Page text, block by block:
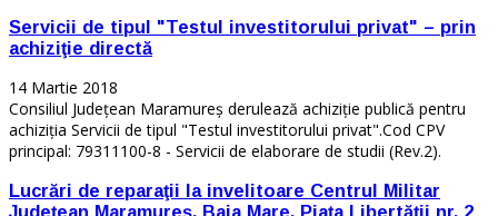
Servicii de tipul "Testul investitorului privat" – prin
achiziţie directă
14 Martie 2018
Consiliul Județean Maramureș derulează achiziție publică pentru
achiziţia Servicii de tipul "Testul investitorului privat".Cod CPV
principal: 79311100-8 - Servicii de elaborare de studii (Rev.2).
Lucrări de reparaţii la invelitoare Centrul Militar
Judeţean Maramureş, Baia Mare, Piaţa Libertăţii nr. 2